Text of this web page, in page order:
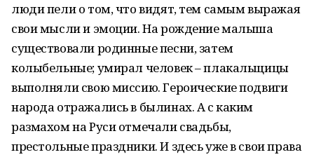
люди пели о том, что видят, тем самым выражая
свои мысли и эмоции. На рождение малыша
существовали родинные песни, затем
колыбельные; умирал человек – плакальщицы
выполняли свою миссию. Героические подвиги
народа отражались в былинах. А с каким
размахом на Руси отмечали свадьбы,
престольные праздники. И здесь уже в свои права